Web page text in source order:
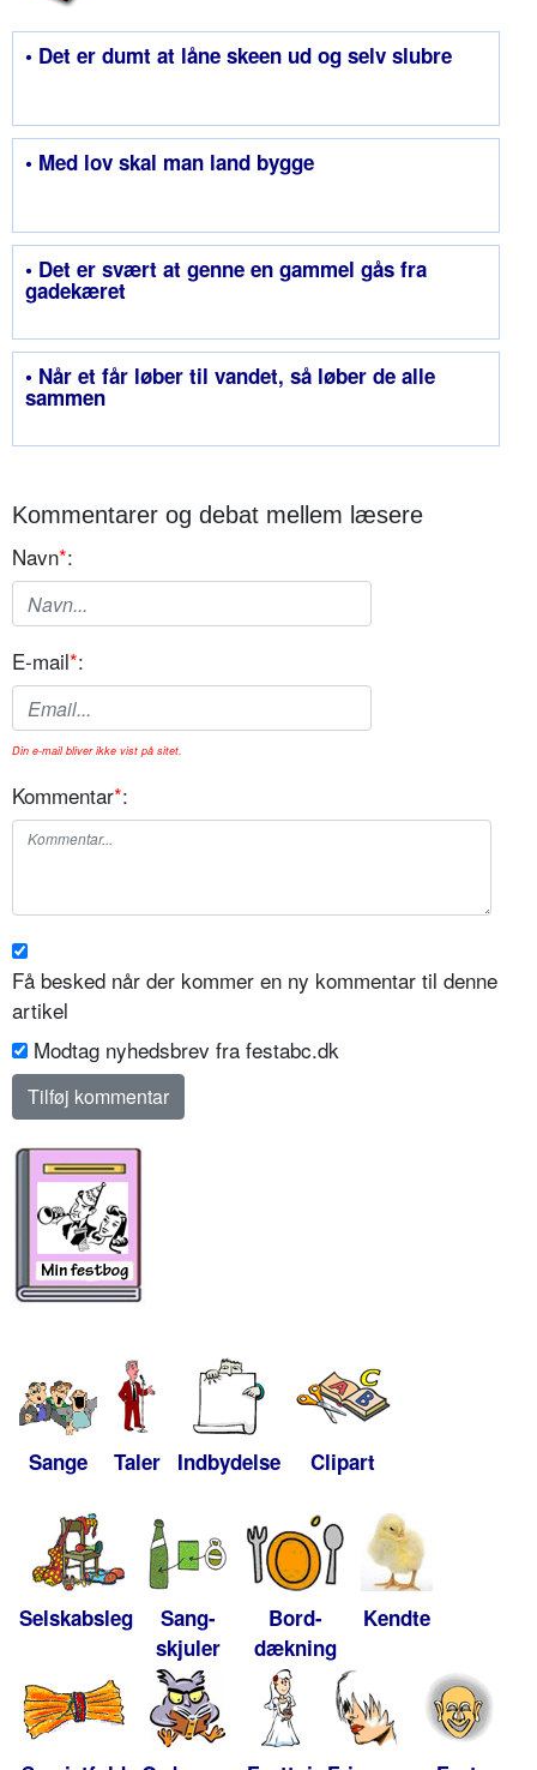
• Det er dumt at låne skeen ud og selv slubre
• Med lov skal man land bygge
• Det er svært at genne en gammel gås fra
gadekæret
• Når et får løber til vandet, så løber de alle
sammen
Kommentarer og debat mellem læsere
Navn*:
E-mail*:
Din e-mail bliver ikke vist på sitet.
Kommentar*:
Få besked når der kommer en ny kommentar til denne
artikel
Modtag nyhedsbrev fra festabc.dk
Sange Taler Indbydelse Clipart
Selskabsleg
Sang-
skjuler
Bord-
dækning
Kendte